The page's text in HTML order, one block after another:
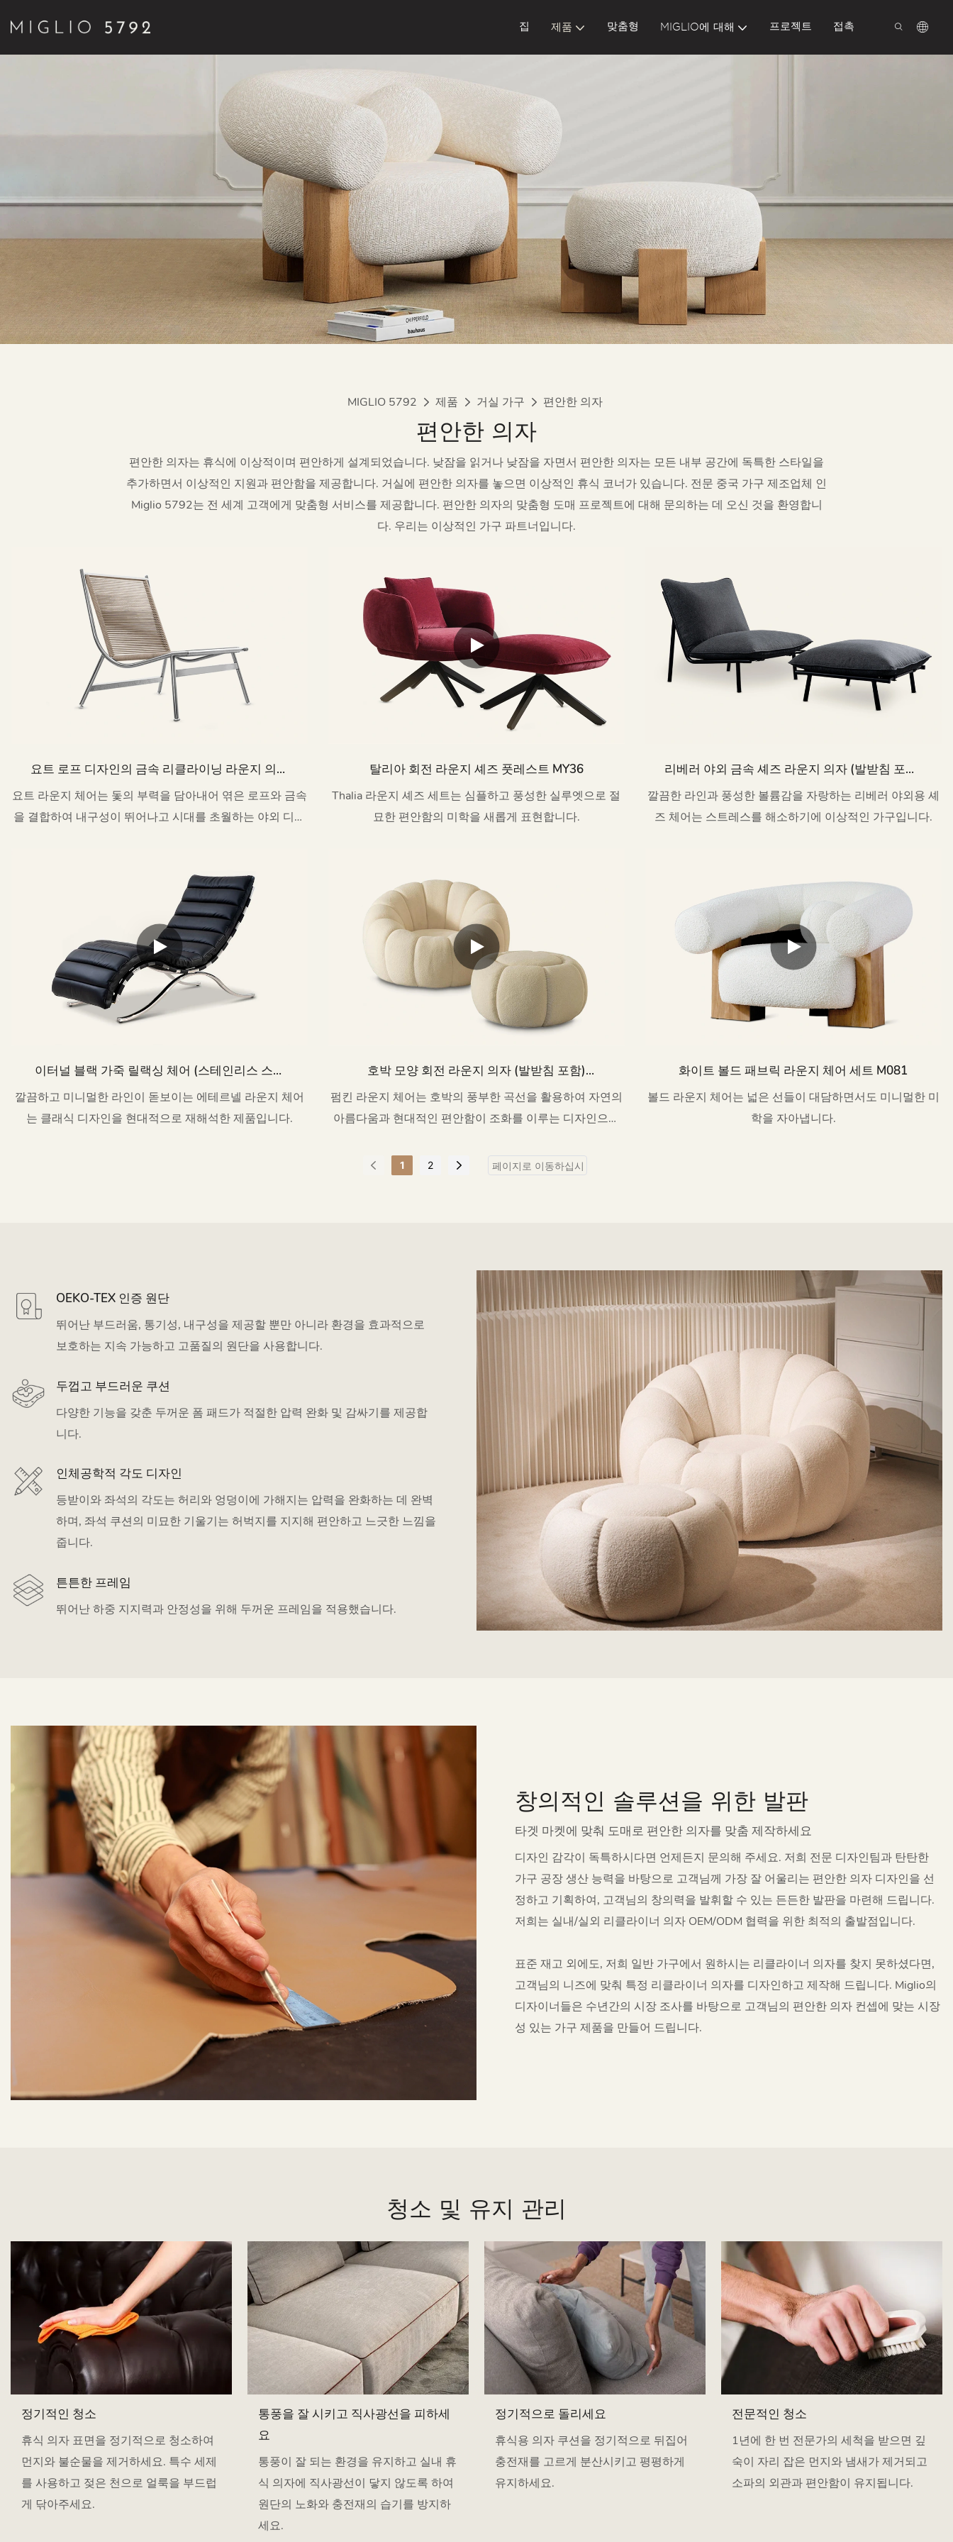
집 제품 맞춤형 MIGLIO에 대해 프로젝트 접촉
MIGLIO 5792 제품 거실 가구 편안한 의자
편안한 의자
편안한 의자는 휴식에 이상적이며 편안하게 설계되었습니다. 낮잠을 읽거나 낮잠을 자면서 편안한 의자는 모든 내부 공간에 독특한 스타일을
추가하면서 이상적인 지원과 편안함을 제공합니다. 거실에 편안한 의자를 놓으면 이상적인 휴식 코너가 있습니다. 전문 중국 가구 제조업체 인
Miglio 5792는 전 세계 고객에게 맞춤형 서비스를 제공합니다. 편안한 의자의 맞춤형 도매 프로젝트에 대해 문의하는 데 오신 것을 환영합니
다. 우리는 이상적인 가구 파트너입니다.
요트 로프 디자인의 금속 리클라이닝 라운지 의자
(파티오용) MY174
요트 라운지 체어는 돛의 부력을 담아내어 엮은 로프와 금속
을 결합하여 내구성이 뛰어나고 시대를 초월하는 야외 디자
탈리아 회전 라운지 셰즈 풋레스트 MY36
Thalia 라운지 셰즈 세트는 심플하고 풍성한 실루엣으로 절
묘한 편안함의 미학을 새롭게 표현합니다.
리베러 야외 금속 셰즈 라운지 의자 (발받침 포함)
세트 HC63
깔끔한 라인과 풍성한 볼륨감을 자랑하는 리베러 야외용 셰
즈 체어는 스트레스를 해소하기에 이상적인 가구입니다.
이터널 블랙 가죽 릴랙싱 체어 (스테인리스 스틸
베이스) MY172
깔끔하고 미니멀한 라인이 돋보이는 에테르넬 라운지 체어
는 클래식 디자인을 현대적으로 재해석한 제품입니다.
호박 모양 회전 라운지 의자 (발받침 포함)
CH024
펌킨 라운지 체어는 호박의 풍부한 곡선을 활용하여 자연의
아름다움과 현대적인 편안함이 조화를 이루는 디자인으로
화이트 볼드 패브릭 라운지 체어 세트 M081
볼드 라운지 체어는 넓은 선들이 대담하면서도 미니멀한 미
학을 자아냅니다.
1 2
OEKO-TEX 인증 원단
뛰어난 부드러움, 통기성, 내구성을 제공할 뿐만 아니라 환경을 효과적으로
보호하는 지속 가능하고 고품질의 원단을 사용합니다.
두껍고 부드러운 쿠션
다양한 기능을 갖춘 두꺼운 폼 패드가 적절한 압력 완화 및 감싸기를 제공합
니다.
인체공학적 각도 디자인
등받이와 좌석의 각도는 허리와 엉덩이에 가해지는 압력을 완화하는 데 완벽
하며, 좌석 쿠션의 미묘한 기울기는 허벅지를 지지해 편안하고 느긋한 느낌을
줍니다.
튼튼한 프레임
뛰어난 하중 지지력과 안정성을 위해 두꺼운 프레임을 적용했습니다.
창의적인 솔루션을 위한 발판
타겟 마켓에 맞춰 도매로 편안한 의자를 맞춤 제작하세요
디자인 감각이 독특하시다면 언제든지 문의해 주세요. 저희 전문 디자인팀과 탄탄한
가구 공장 생산 능력을 바탕으로 고객님께 가장 잘 어울리는 편안한 의자 디자인을 선
정하고 기획하여, 고객님의 창의력을 발휘할 수 있는 든든한 발판을 마련해 드립니다.
저희는 실내/실외 리클라이너 의자 OEM/ODM 협력을 위한 최적의 출발점입니다.
표준 재고 외에도, 저희 일반 가구에서 원하시는 리클라이너 의자를 찾지 못하셨다면,
고객님의 니즈에 맞춰 특정 리클라이너 의자를 디자인하고 제작해 드립니다. Miglio의
디자이너들은 수년간의 시장 조사를 바탕으로 고객님의 편안한 의자 컨셉에 맞는 시장
성 있는 가구 제품을 만들어 드립니다.
청소 및 유지 관리
정기적인 청소
휴식 의자 표면을 정기적으로 청소하여
먼지와 불순물을 제거하세요. 특수 세제
를 사용하고 젖은 천으로 얼룩을 부드럽
게 닦아주세요.
통풍을 잘 시키고 직사광선을 피하세
요
통풍이 잘 되는 환경을 유지하고 실내 휴
식 의자에 직사광선이 닿지 않도록 하여
원단의 노화와 충전재의 습기를 방지하
세요.
정기적으로 돌리세요
휴식용 의자 쿠션을 정기적으로 뒤집어
충전재를 고르게 분산시키고 평평하게
유지하세요.
전문적인 청소
1년에 한 번 전문가의 세척을 받으면 깊
숙이 자리 잡은 먼지와 냄새가 제거되고
소파의 외관과 편안함이 유지됩니다.